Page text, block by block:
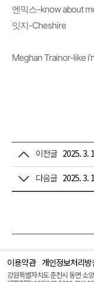
엔믹스-know about
잇지-Cheshire
Meghan Trainor-like
이전글 2025. 3.
다음글 2025. 3.
이용약관 개인정보처리방
강원특별자치도 춘천시 동면 소